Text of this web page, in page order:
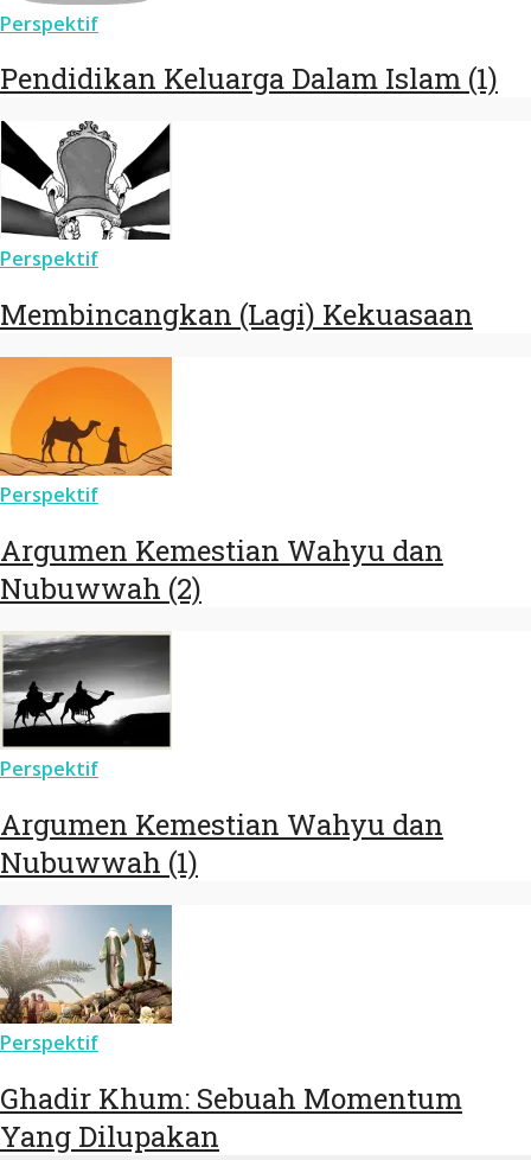
Perspektif
Pendidikan Keluarga Dalam Islam (1)
Perspektif
Membincangkan (Lagi) Kekuasaan
Perspektif
Argumen Kemestian Wahyu dan
Nubuwwah (2)
Perspektif
Argumen Kemestian Wahyu dan
Nubuwwah (1)
Perspektif
Ghadir Khum: Sebuah Momentum
Yang Dilupakan